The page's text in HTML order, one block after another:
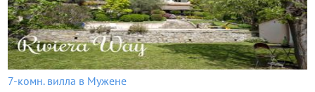
7-комн. вилла в Мужене